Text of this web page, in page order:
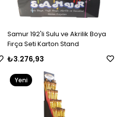
Samur 192'li Sulu ve Akrilik Boya
Fırça Seti Karton Stand
₺3.276,93
Yeni